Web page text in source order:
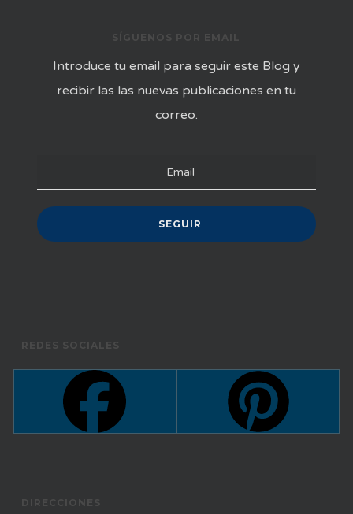
SÍGUENOS POR EMAIL
Introduce tu email para seguir este Blog y
recibir las las nuevas publicaciones en tu
correo.
REDES SOCIALES
DIRECCIONES